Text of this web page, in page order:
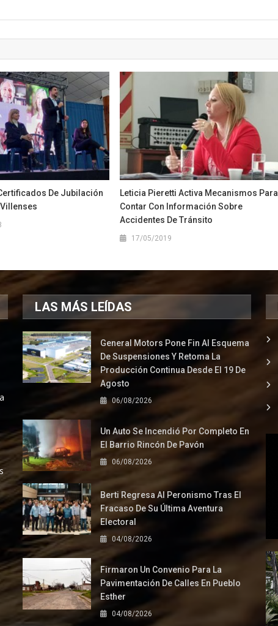
De Jubilación
Leticia Pieretti Activa Mecanismos Para
Contar Con Información Sobre
Accidentes De Tránsito
17/05/2019
LAS MÁS LEÍDAS
General Motors Pone Fin Al Esquema
De Suspensiones Y Retoma La
Producción Continua Desde El 19 De
Agosto
06/08/2026
Un Auto Se Incendió Por Completo En
El Barrio Rincón De Pavón
06/08/2026
Berti Regresa Al Peronismo Tras El
Fracaso De Su Última Aventura
Electoral
04/08/2026
Firmaron Un Convenio Para La
Pavimentación De Calles En Pueblo
Esther
04/08/2026